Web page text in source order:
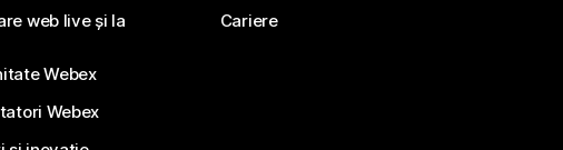
web live și la
Webex
Webex
Cariere